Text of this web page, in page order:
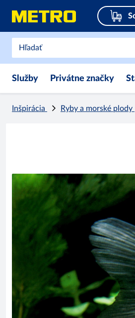
Služby Privátne značky
Inšpirácia Ryby a morské plody